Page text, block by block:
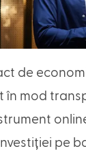
de
în mod
pe